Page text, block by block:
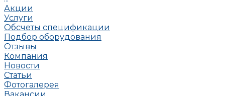
Акции
Услуги
Обсчеты спецификации
Подбор оборудования
Отзывы
Компания
Новости
Статьи
Фотогалерея